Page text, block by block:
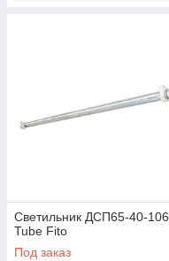
Светильник ДСП65-40-106
Tube Fito
Под заказ